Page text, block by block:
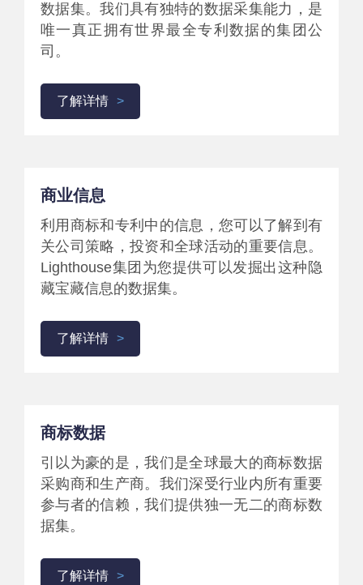
数据集。我们具有独特的数据采集能力，是
唯一真正拥有世界最全专利数据的集团公
司。
了解详情
商业信息
利用商标和专利中的信息，您可以了解到有
关公司策略，投资和全球活动的重要信息。
Lighthouse集团为您提供可以发掘出这种隐
藏宝藏信息的数据集。
了解详情
商标数据
引以为豪的是，我们是全球最大的商标数据
采购商和生产商。我们深受行业内所有重要
参与者的信赖，我们提供独一无二的商标数
据集。
了解详情